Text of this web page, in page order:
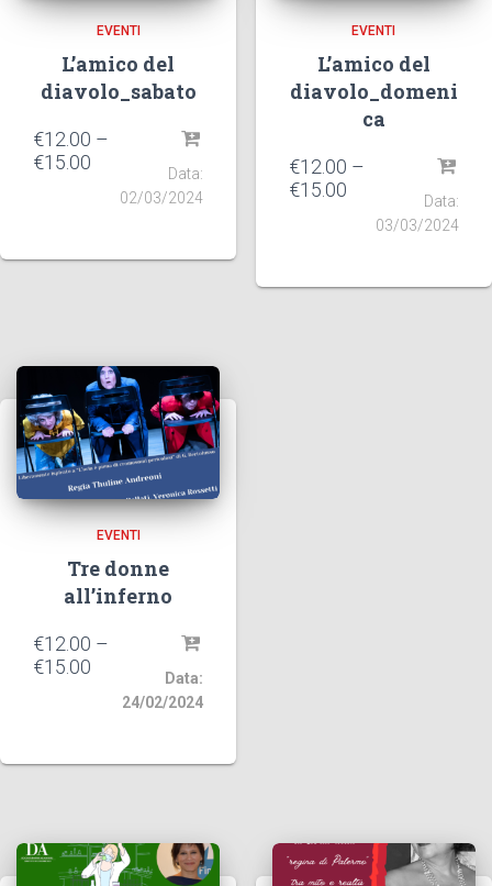
EVENTI
L’amico del
diavolo_sabato
€12.00 –
€15.00
Data:
02/03/2024
EVENTI
L’amico del
diavolo_domeni
ca
€12.00 –
€15.00
Data:
03/03/2024
EVENTI
Tre donne
all’inferno
€12.00 –
€15.00
Data:
24/02/2024